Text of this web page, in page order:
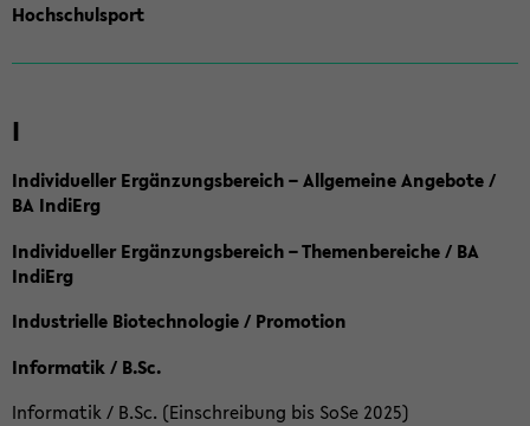
Hochschulsport
I
Individueller Ergänzungsbereich – Allgemeine Angebote /
BA IndiErg
Individueller Ergänzungsbereich – Themenbereiche / BA
IndiErg
Industrielle Biotechnologie / Promotion
Informatik / B.Sc.
Informatik / B.Sc. (Einschreibung bis SoSe 2025)